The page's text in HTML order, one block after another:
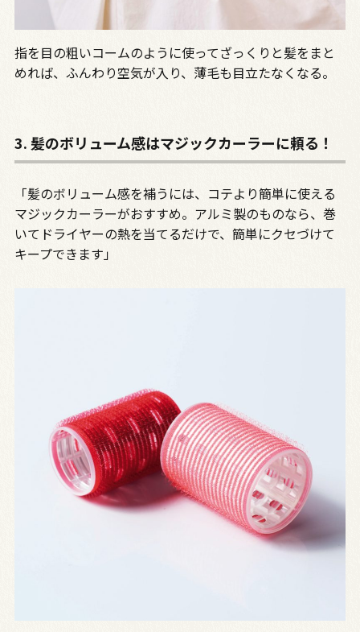
指を目の粗いコームのように使ってざっくりと髪をまと
めれば、ふんわり空気が入り、薄毛も目立たなくなる。
3. 髪のボリューム感はマジックカーラーに頼る！
「髪のボリューム感を補うには、コテより簡単に使える
マジックカーラーがおすすめ。アルミ製のものなら、巻
いてドライヤーの熱を当てるだけで、簡単にクセづけて
キープできます」